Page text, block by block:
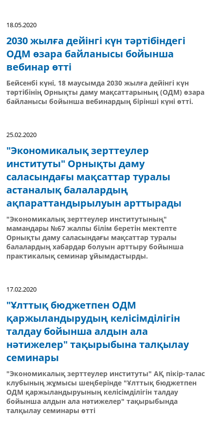
18.05.2020
2030 жылға дейінгі күн тәртібіндегі
ОДМ өзара байланысы бойынша
вебинар өтті
Бейсенбі күні, 18 маусымда 2030 жылға дейінгі күн
тәртібінің Орнықты даму мақсаттарының (ОДМ) өзара
байланысы бойынша вебинардың бірінші күні өтті.
25.02.2020
"Экономикалық зерттеулер
институты" Орнықты даму
саласындағы мақсаттар туралы
астаналық балалардың
ақпараттандырылуын арттырады
"Экономикалық зерттеулер институтының"
мамандары №67 жалпы білім беретін мектепте
Орнықты даму саласындағы мақсаттар туралы
балалардың хабардар болуын арттыру бойынша
практикалық семинар ұйымдастырды.
17.02.2020
"Ұлттық бюджетпен ОДМ
қаржыландырудың келісімділігін
талдау бойынша алдын ала
нәтижелер" тақырыбына талқылау
семинары
"Экономикалық зерттеулер институты" АҚ пікір-талас
клубының жұмысы шеңберінде "Ұлттық бюджетпен
ОДМ қаржыландыруының келісімділігін талдау
бойынша алдын ала нәтижелер" тақырыбында
талқылау семинары өтті